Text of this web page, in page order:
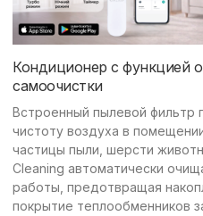
Кондиционер с функцией
самоочистки
Встроенный пылевой фильтр
чистоту воздуха в
частицы пыли, шерсти
Cleaning автоматически
работы, предотвращая
покрытие теплообменников